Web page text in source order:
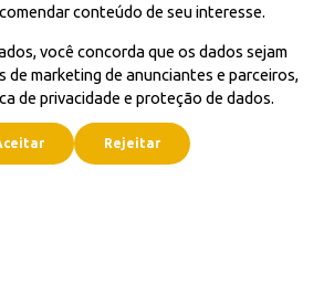
conteúdo de seu interesse.
você concorda que os dados sejam
de marketing de anunciantes e parceiros,
de privacidade e proteção de dados.
Rejeitar